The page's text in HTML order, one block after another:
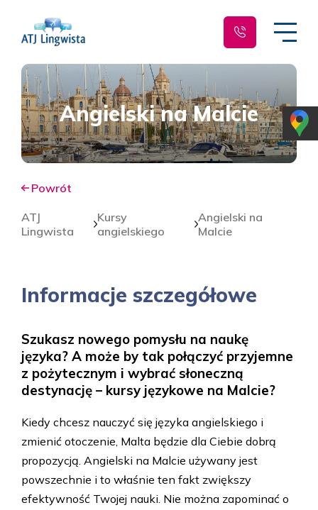
Angielski na Malcie
Powrót
ATJ
Lingwista
Kursy
angielskiego
Angielski na
Malcie
Informacje szczegółowe
Szukasz nowego pomysłu na naukę
języka? A może by tak połączyć przyjemne
z pożytecznym i wybrać słoneczną
destynację – kursy językowe na Malcie?
Kiedy chcesz nauczyć się języka angielskiego i
zmienić otoczenie, Malta będzie dla Ciebie dobrą
propozycją. Angielski na Malcie używany jest
powszechnie i to właśnie ten fakt zwiększy
efektywność Twojej nauki. Nie można zapominać o